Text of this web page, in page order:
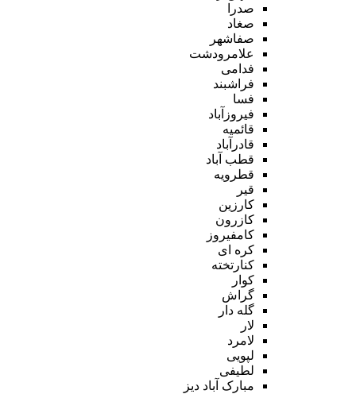
صدرا
صغاد
صفاشهر
علامرودشت
فدامی
فراشبند
فسا
فیروزآباد
قائمیه
قادرآباد
قطب آباد
قطرویه
قیر
کارزین
کازرون
کامفیروز
کره ای
کنارتخته
کوار
گراش
گله دار
لار
لامرد
لپویی
لطیفی
مبارک آباد دیز